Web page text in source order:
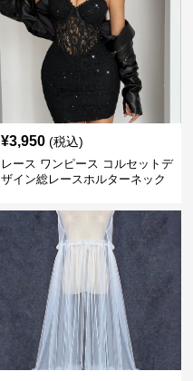
¥3,950 (税込)
レース ワンピース コルセットデ
ザイン総レースホルターネック